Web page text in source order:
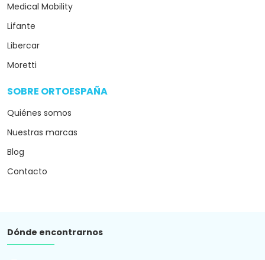
Medical Mobility
Lifante
Libercar
Moretti
SOBRE ORTOESPAÑA
Quiénes somos
Nuestras marcas
Blog
Contacto
Dónde encontrarnos